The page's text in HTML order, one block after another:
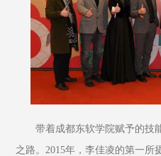
带着成都东软学院赋予的技
之路。2015年，李佳凌的第一所